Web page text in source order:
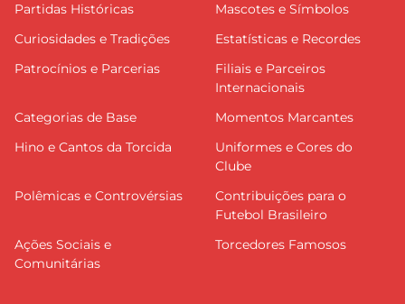
Partidas Históricas
Mascotes e Símbolos
Curiosidades e Tradições
Estatísticas e Recordes
Patrocínios e Parcerias
Filiais e Parceiros
Internacionais
Categorias de Base
Momentos Marcantes
Hino e Cantos da Torcida
Uniformes e Cores do
Clube
Polêmicas e Controvérsias
Contribuições para o
Futebol Brasileiro
Ações Sociais e
Comunitárias
Torcedores Famosos